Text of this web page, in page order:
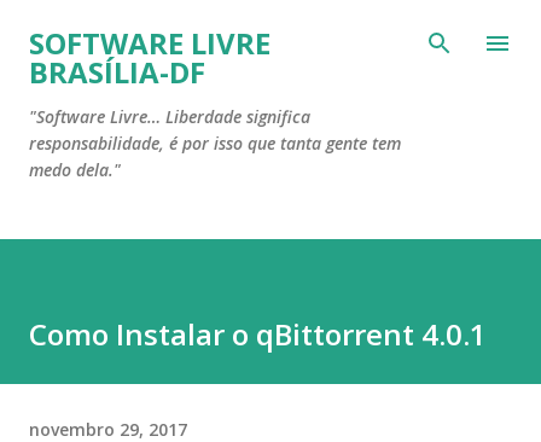
Pular para o conteúdo principal
SOFTWARE LIVRE
BRASÍLIA-DF
"Software Livre… Liberdade significa
responsabilidade, é por isso que tanta gente tem
medo dela."
Como Instalar o qBittorrent 4.0.1
novembro 29, 2017